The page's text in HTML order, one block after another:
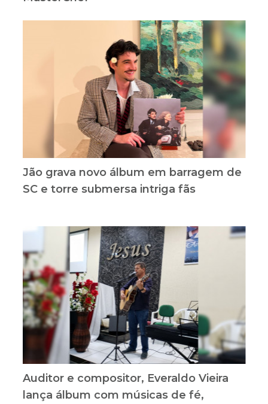
Jão grava novo álbum em barragem de
SC e torre submersa intriga fãs
Auditor e compositor, Everaldo Vieira
lança álbum com músicas de fé,